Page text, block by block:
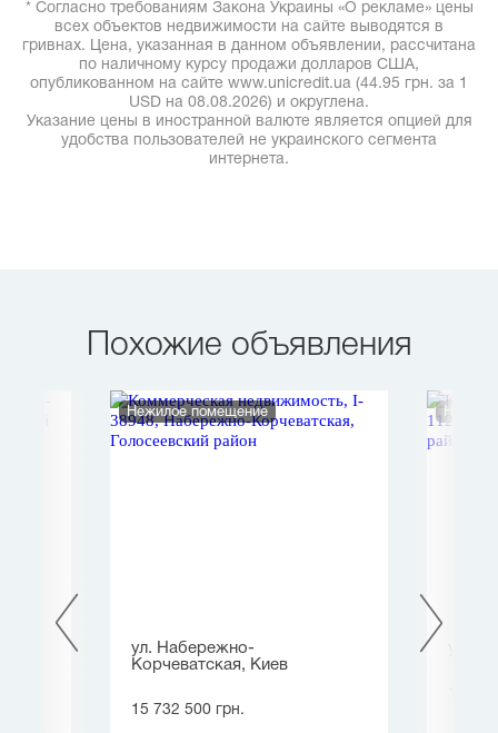
* Согласно требованиям Закона Украины «О рекламе» цены
всех объектов недвижимости на сайте выводятся в
гривнах. Цена, указанная в данном объявлении, рассчитана
по наличному курсу продажи долларов США,
опубликованном на сайте www.unicredit.ua (44.95 грн. за 1
USD на 08.08.2026) и округлена.
Указание цены в иностранной валюте является опцией для
удобства пользователей не украинского сегмента
интернета.
Похожие объявления
Нежилое помещение
ул. Набережно-
Корчеватская, Киев
15 732 500 грн.